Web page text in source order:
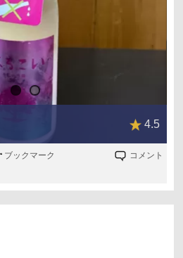
4.5
ブックマーク コメント